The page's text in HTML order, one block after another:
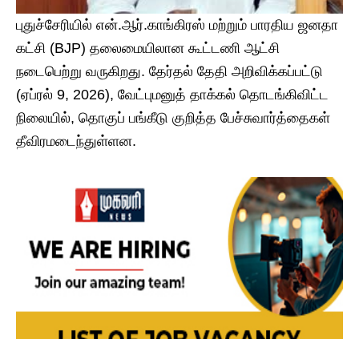
​புதுச்சேரியில் என்.ஆர்.காங்கிரஸ் மற்றும் பாரதிய ஜனதா
கட்சி (BJP) தலைமையிலான கூட்டணி ஆட்சி
நடைபெற்று வருகிறது. தேர்தல் தேதி அறிவிக்கப்பட்டு
(ஏப்ரல் 9, 2026), வேட்புமனுத் தாக்கல் தொடங்கிவிட்ட
நிலையில், தொகுப் பங்கீடு குறித்த பேச்சுவார்த்தைகள்
தீவிரமடைந்துள்ளன.